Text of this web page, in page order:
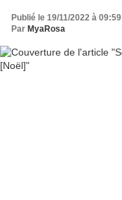
Publié le 19/11/2022 à 09:59
Par MyaRosa